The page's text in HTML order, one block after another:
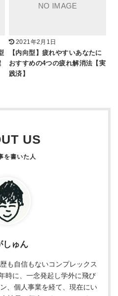
2021年2月1日
【内向型】疲れやすいあなたに
おすすめの4つの疲れ解消法【実
践済】
US
しゅん
も自信もないコンプレックス
時に、一念発起し学外に飛び
、個人事業を経て、現在にい